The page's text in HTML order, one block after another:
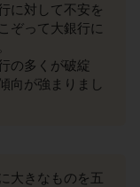
に対して不安を
ぞって大銀行に
の多くが破綻
向が強まりまし
大きなものを五